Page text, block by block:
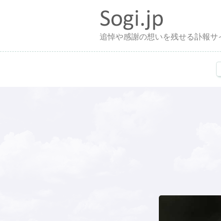
追悼や感謝の想いを残せる訃報サ